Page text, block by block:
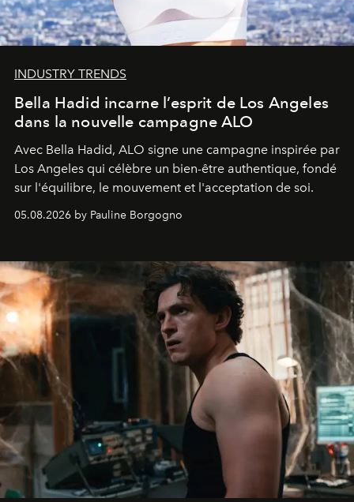
INDUSTRY TRENDS
Bella Hadid incarne l’esprit de Los Angeles
dans la nouvelle campagne ALO
Avec Bella Hadid, ALO signe une campagne inspirée par
Los Angeles qui célèbre un bien-être authentique, fondé
sur l'équilibre, le mouvement et l'acceptation de soi.
05.08.2026 by Pauline Borgogno